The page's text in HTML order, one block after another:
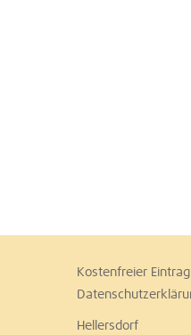
Kostenfreier Eintrag
Hellersdorf